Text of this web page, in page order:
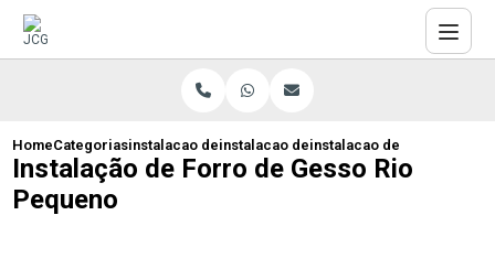
HomeCategoriasinstalacao de forros de gesso
instalacao de forro de gesso com sanca
instalacao de forro de
Instalação de Forro de Gesso Rio
Pequeno